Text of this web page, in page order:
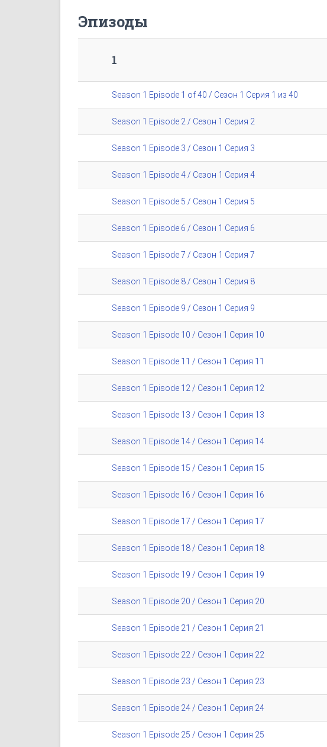
Эпизоды
1
Season 1 Episode 1 of 40 / Сезон 1 Серия 1 из 40
Season 1 Episode 2 / Сезон 1 Серия 2
Season 1 Episode 3 / Сезон 1 Серия 3
Season 1 Episode 4 / Сезон 1 Серия 4
Season 1 Episode 5 / Сезон 1 Серия 5
Season 1 Episode 6 / Сезон 1 Серия 6
Season 1 Episode 7 / Сезон 1 Серия 7
Season 1 Episode 8 / Сезон 1 Серия 8
Season 1 Episode 9 / Сезон 1 Серия 9
Season 1 Episode 10 / Сезон 1 Серия 10
Season 1 Episode 11 / Сезон 1 Серия 11
Season 1 Episode 12 / Сезон 1 Серия 12
Season 1 Episode 13 / Сезон 1 Серия 13
Season 1 Episode 14 / Сезон 1 Серия 14
Season 1 Episode 15 / Сезон 1 Серия 15
Season 1 Episode 16 / Сезон 1 Серия 16
Season 1 Episode 17 / Сезон 1 Серия 17
Season 1 Episode 18 / Сезон 1 Серия 18
Season 1 Episode 19 / Сезон 1 Серия 19
Season 1 Episode 20 / Сезон 1 Серия 20
Season 1 Episode 21 / Сезон 1 Серия 21
Season 1 Episode 22 / Сезон 1 Серия 22
Season 1 Episode 23 / Сезон 1 Серия 23
Season 1 Episode 24 / Сезон 1 Серия 24
Season 1 Episode 25 / Сезон 1 Серия 25